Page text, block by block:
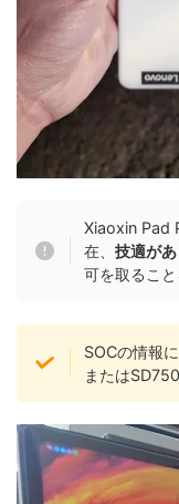
Xiaoxin Pad
在、技適が
可を取ること
SOCの情報
または